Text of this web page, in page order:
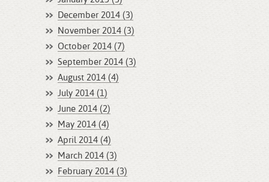
December 2014 (3)
November 2014 (3)
October 2014 (7)
September 2014 (3)
August 2014 (4)
July 2014 (1)
June 2014 (2)
May 2014 (4)
April 2014 (4)
March 2014 (3)
February 2014 (3)